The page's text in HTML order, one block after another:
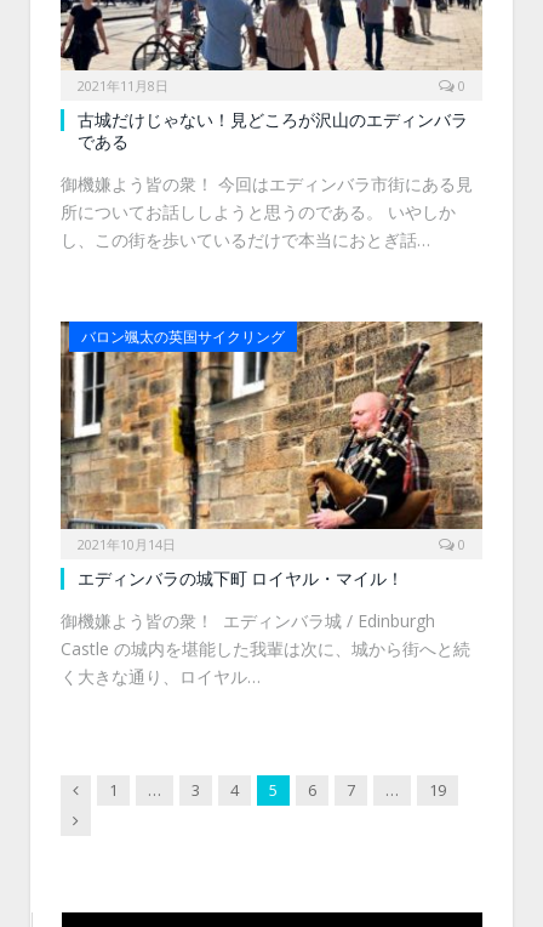
2021年11月8日 0
古城だけじゃない！見どころが沢山のエディンバラ
である
御機嫌よう皆の衆！ 今回はエディンバラ市街にある見
所についてお話ししようと思うのである。 いやしか
し、この街を歩いているだけで本当におとぎ話…
バロン颯太の英国サイクリング
2021年10月14日 0
エディンバラの城下町 ロイヤル・マイル！
御機嫌よう皆の衆！ エディンバラ城 / Edinburgh
Castle の城内を堪能した我輩は次に、城から街へと続
く大きな通り、ロイヤル…
Previous
1 … 3 4 5 6 7 …
19
Next